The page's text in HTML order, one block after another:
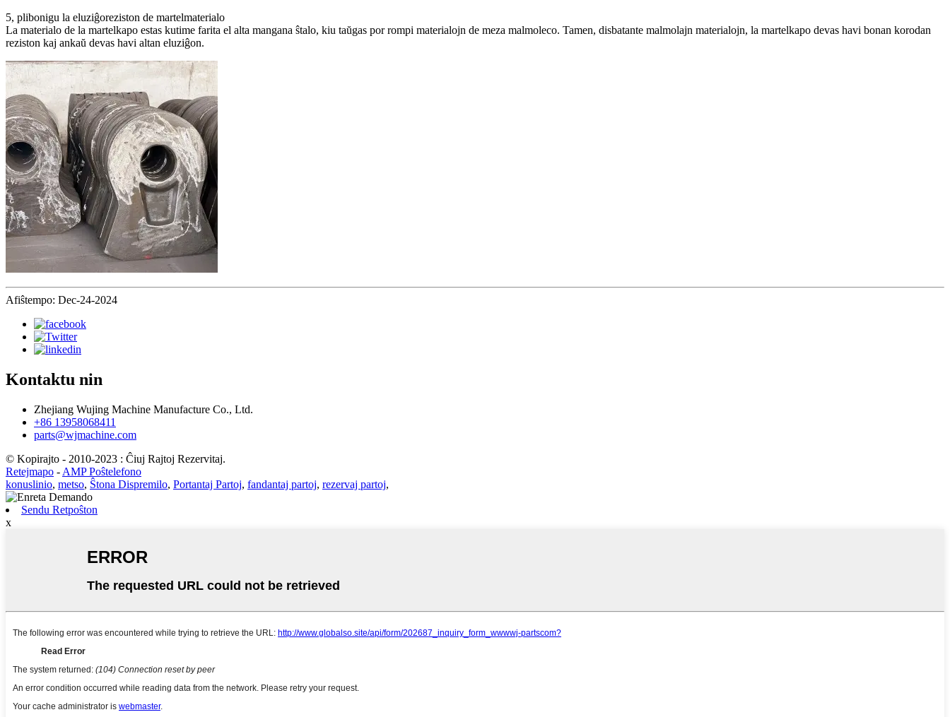
5, plibonigu la eluziĝoreziston de martelmaterialo
La materialo de la martelkapo estas kutime farita el alta mangana ŝtalo, kiu taŭgas por rompi materialojn de meza malmoleco. Tamen, disbatante malmolajn materialojn, la martelkapo devas havi bonan korodan
reziston kaj ankaŭ devas havi altan eluziĝon.
Afiŝtempo: Dec-24-2024
Kontaktu nin
Zhejiang Wujing Machine Manufacture Co., Ltd.
+86 13958068411
parts@wjmachine.com
© Kopirajto - 2010-2023 : Ĉiuj Rajtoj Rezervitaj.
Retejmapo - AMP Poŝtelefono
konuslinio, metso, Ŝtona Dispremilo, Portantaj Partoj, fandantaj partoj, rezervaj partoj,
Sendu Retpoŝton
x